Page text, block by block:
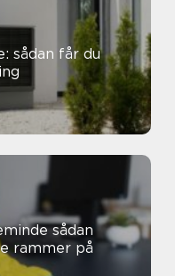
sådan får du
sådan
rammer på